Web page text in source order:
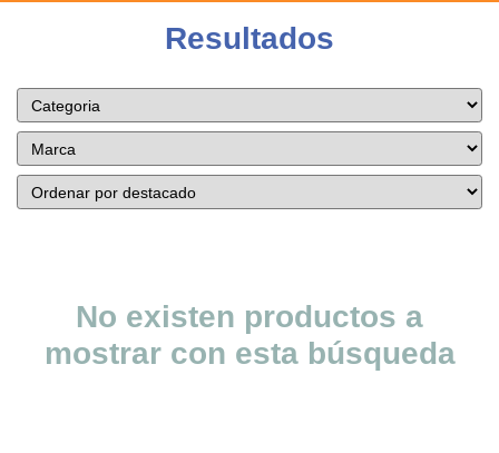
Resultados
No existen productos a
mostrar con esta búsqueda